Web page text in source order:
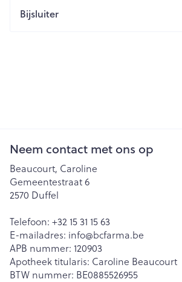
Bijsluiter
Neem contact met ons op
Beaucourt, Caroline
Gemeentestraat 6
2570 Duffel
Telefoon: +32 15 31 15 63
E-mailadres: info@bcfarma.be
APB nummer: 120903
Apotheek titularis: Caroline Beaucourt
BTW nummer: BE0885526955